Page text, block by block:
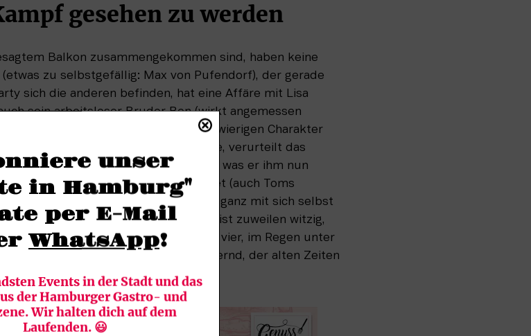
gesehen zu werden
Balkon zusammengekommen sind, haben keine
zu selbstgefällig: Max von Pufendorf), der gerade
sich die anderen befinden, hat eine Affäre mit Lisa
sein arbeitsloser Bruder Ben (wirkt angemessen
verliebt ist. Marc (macht den schwierigen Charakter
der selbst gerade verlassen wurde, verurteilt das
den stets überlegenen Tom, was er ihm nun
die Party stattfindet (auch Toms
die einander hassliebenden Freunde ganz mit sich selbst
anderen gesehen zu werden. Das ist zuweilen witzig,
Momenten berührend: etwa als die vier, im Regen unter
„Those Were the Days“ schmetternd, der alten Zeiten
unser
in Hamburg"
per E-Mail
WhatsApp!
Events in der Stadt und das
der Hamburger Gastro- und
Wir halten dich auf dem
Laufenden. 😃